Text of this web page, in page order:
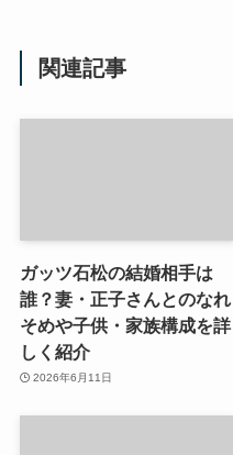
関連記事
ガッツ石松の結婚相手は
誰？妻・正子さんとのなれ
そめや子供・家族構成を詳
しく紹介
2026年6月11日